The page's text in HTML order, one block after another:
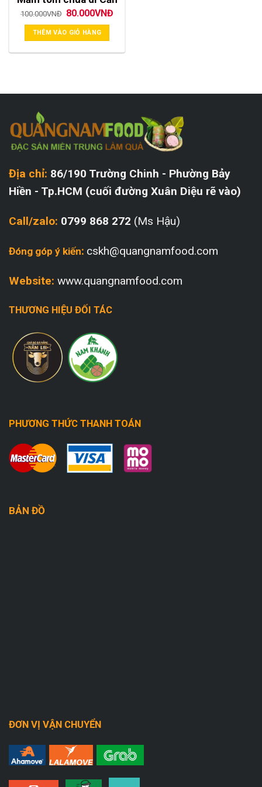
100.000VNĐ Giá
gốc
là:
100.000VNĐ.
80.000VNĐ
80.000VNĐ.
THÊM VÀO GIỎ HÀNG
Địa chỉ: 86/190 Trường Chinh - Phường Bảy
Hiền - Tp.HCM (cuối đường Xuân Diệu rẽ vào)
Call/zalo: 0799 868 272 (Ms Hậu)
Đóng góp ý kiến: cskh@quangnamfood.com
Website: www.quangnamfood.com
THƯƠNG HIỆU ĐỐI TÁC
PHƯƠNG THỨC THANH TOÁN
BẢN ĐỒ
ĐƠN VỊ VẬN CHUYỂN